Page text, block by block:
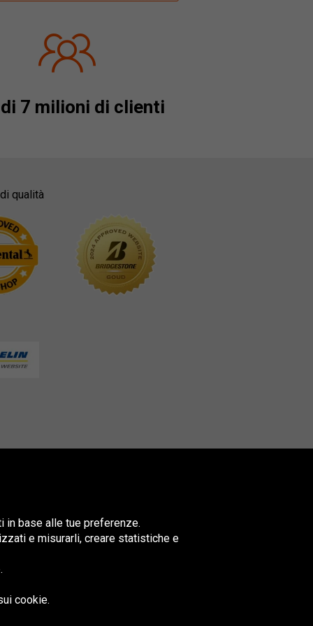
7 milioni di clienti
qualità
in base alle tue preferenze.
e misurarli, creare statistiche e
cookie.